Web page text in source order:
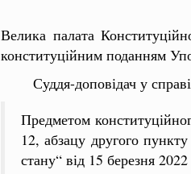
Велика палата
конституційним поданням
Суддя-доповідач у справі
Предметом
12, абзацу другого
стану“ від 15 березня